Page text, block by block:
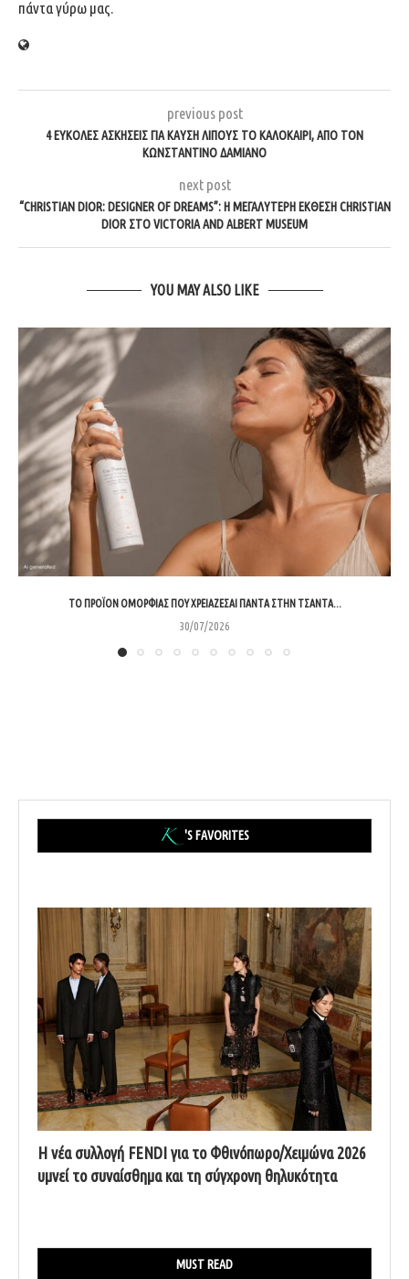
πάντα γύρω μας.
previous post
4 ΕΎΚΟΛΕΣ ΑΣΚΉΣΕΙΣ ΓΙΑ ΚΑΎΣΗ ΛΊΠΟΥΣ ΤΟ ΚΑΛΟΚΑΊΡΙ, ΑΠΌ ΤΟΝ
ΚΩΝΣΤΑΝΤΊΝΟ ΔΑΜΙΑΝΌ
next post
“CHRISTIAN DIOR: DESIGNER OF DREAMS”: Η ΜΕΓΑΛΎΤΕΡΗ ΈΚΘΕΣΗ CHRISTIAN
DIOR ΣΤΟ VICTORIA AND ALBERT MUSEUM
YOU MAY ALSO LIKE
ΤΟ ΠΡΟΪΌΝ ΟΜΟΡΦΙΆΣ ΠΟΥ ΧΡΕΙΆΖΕΣΑΙ ΠΆΝΤΑ ΣΤΗΝ ΤΣΆΝΤΑ...
30/07/2026
'S FAVORITES
Η νέα συλλογή FENDI για το Φθινόπωρο/Χειμώνα 2026
υμνεί το συναίσθημα και τη σύγχρονη θηλυκότητα
MUST READ